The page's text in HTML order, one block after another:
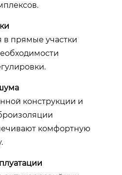
в прямые участки
конструкции и
комфортную